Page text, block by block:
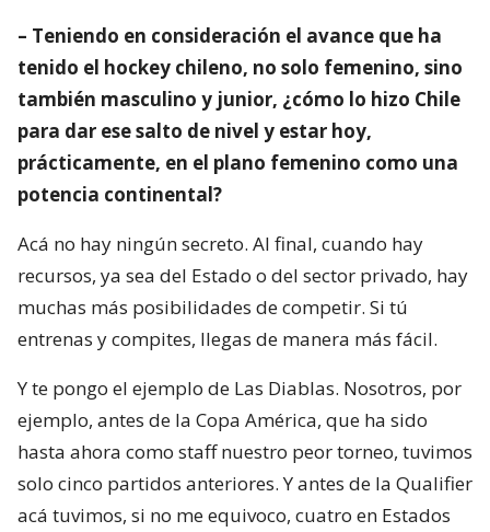
– Teniendo en consideración el avance que ha
tenido el hockey chileno, no solo femenino, sino
también masculino y junior, ¿cómo lo hizo Chile
para dar ese salto de nivel y estar hoy,
prácticamente, en el plano femenino como una
potencia continental?
Acá no hay ningún secreto. Al final, cuando hay
recursos, ya sea del Estado o del sector privado, hay
muchas más posibilidades de competir. Si tú
entrenas y compites, llegas de manera más fácil.
Y te pongo el ejemplo de Las Diablas. Nosotros, por
ejemplo, antes de la Copa América, que ha sido
hasta ahora como staff nuestro peor torneo, tuvimos
solo cinco partidos anteriores. Y antes de la Qualifier
acá tuvimos, si no me equivoco, cuatro en Estados